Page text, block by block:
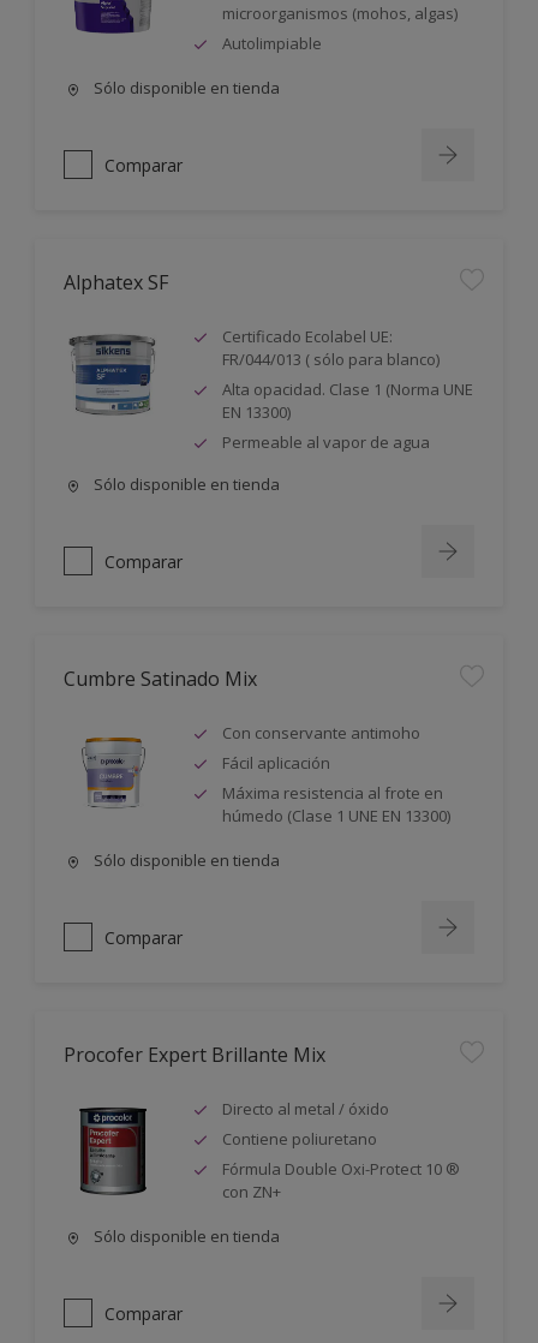
microorganismos (mohos, algas)
Autolimpiable
Sólo disponible en tienda
Comparar
Alphatex SF
Certificado Ecolabel UE:
FR/044/013 ( sólo para blanco)
Alta opacidad. Clase 1 (Norma UNE
EN 13300)
Permeable al vapor de agua
Sólo disponible en tienda
Comparar
Cumbre Satinado Mix
Con conservante antimoho
Fácil aplicación
Máxima resistencia al frote en
húmedo (Clase 1 UNE EN 13300)
Sólo disponible en tienda
Comparar
Procofer Expert Brillante Mix
Directo al metal / óxido
Contiene poliuretano
Fórmula Double Oxi-Protect 10 ®
con ZN+
Sólo disponible en tienda
Comparar